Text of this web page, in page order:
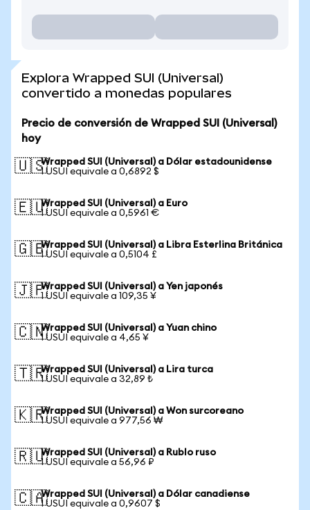
Explora Wrapped SUI (Universal)
convertido a monedas populares
Precio de conversión de Wrapped SUI (Universal)
hoy
🇺🇸Wrapped SUI (Universal) a Dólar estadounidense
1 USUI equivale a 0,6892 $
🇪🇺Wrapped SUI (Universal) a Euro
1 USUI equivale a 0,5961 €
🇬🇧Wrapped SUI (Universal) a Libra Esterlina Británica
1 USUI equivale a 0,5104 £
🇯🇵Wrapped SUI (Universal) a Yen japonés
1 USUI equivale a 109,35 ¥
🇨🇳Wrapped SUI (Universal) a Yuan chino
1 USUI equivale a 4,65 ¥
🇹🇷Wrapped SUI (Universal) a Lira turca
1 USUI equivale a 32,89 ₺
🇰🇷Wrapped SUI (Universal) a Won surcoreano
1 USUI equivale a 977,56 ₩
🇷🇺Wrapped SUI (Universal) a Rublo ruso
1 USUI equivale a 56,96 ₽
🇨🇦Wrapped SUI (Universal) a Dólar canadiense
1 USUI equivale a 0,9607 $